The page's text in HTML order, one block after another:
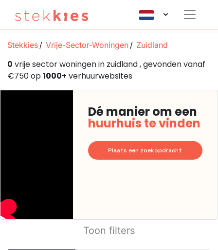
Stekkies Vrije-Sector-Woningen Zuidland
0 vrije sector woningen in zuidland , gevonden vanaf
€750 op1000+ verhuurwebsites
Dé manier om een
huurhuis te vinden
Plaats een zoekopdracht
Toon filters